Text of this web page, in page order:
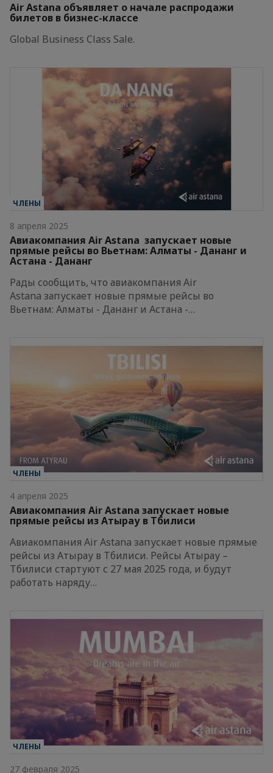
Air Astana объявляет о начале распродажи
билетов в бизнес-классе
Global Business Class Sale.
ЧЛЕНЫ
8 апреля 2025
Авиакомпания Air Astana запускает новые
прямые рейсы во Вьетнам: Алматы - Дананг и
Астана - Дананг
Рады сообщить, что авиакомпания Air
Astana запускает новые прямые рейсы во
Вьетнам: Алматы - Дананг и Астана -…
ЧЛЕНЫ
4 апреля 2025
Авиакомпания Air Astana запускает новые
прямые рейсы из Атырау в Тбилиси
Авиакомпания Air Astana запускает новые прямые
рейсы из Атырау в Тбилиси. Рейсы Атырау –
Тбилиси стартуют с 27 мая 2025 года, и будут
работать наряду…
ЧЛЕНЫ
27 февраля 2025